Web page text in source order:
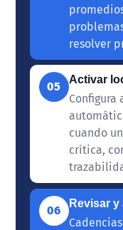
resolver
05
Activar
Configura
cuando
crítica,
06
Revisar